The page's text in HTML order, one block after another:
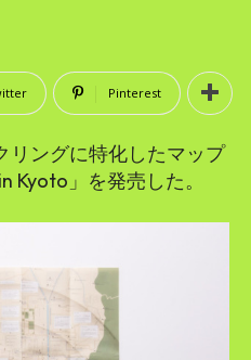
Pinterest
リングに特化したマップ
Kyoto」を発売した。